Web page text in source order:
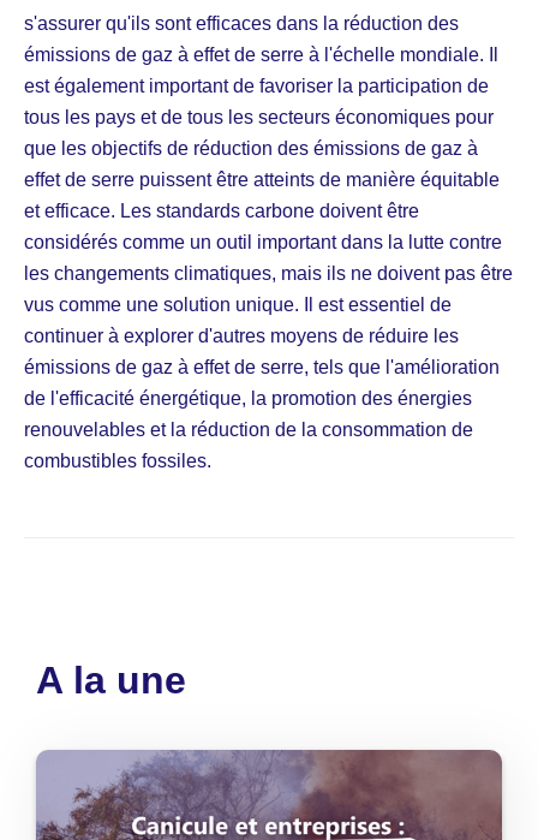
s'assurer qu'ils sont efficaces dans la réduction des
émissions de gaz à effet de serre à l'échelle mondiale. Il
est également important de favoriser la participation de
tous les pays et de tous les secteurs économiques pour
que les objectifs de réduction des émissions de gaz à
effet de serre puissent être atteints de manière équitable
et efficace. Les standards carbone doivent être
considérés comme un outil important dans la lutte contre
les changements climatiques, mais ils ne doivent pas être
vus comme une solution unique. Il est essentiel de
continuer à explorer d'autres moyens de réduire les
émissions de gaz à effet de serre, tels que l'amélioration
de l'efficacité énergétique, la promotion des énergies
renouvelables et la réduction de la consommation de
combustibles fossiles.
A la une